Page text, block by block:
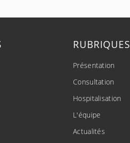
RUBRIQUES
Présentation
Consultation
Hospitalisation
L'équipe
Actualités